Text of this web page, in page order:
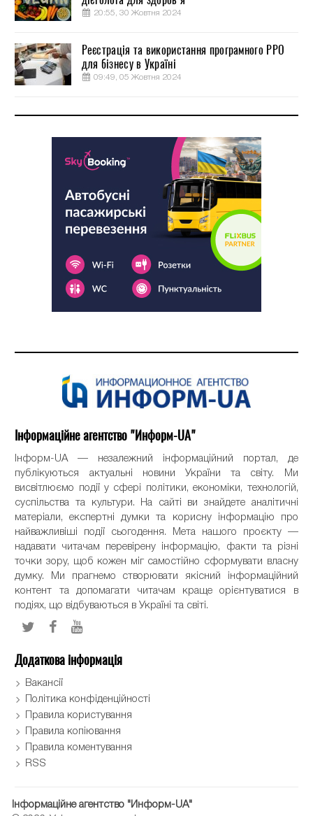
20:55, 30 Жовтня 2024
Реєстрація та використання програмного РРО
для бізнесу в Україні
09:49, 05 Жовтня 2024
Інформаційне агентство "Информ-UA"
Інформ-UA — незалежний інформаційний портал, де
публікуються актуальні новини України та світу. Ми
висвітлюємо події у сфері політики, економіки, технологій,
суспільства та культури. На сайті ви знайдете аналітичні
матеріали, експертні думки та корисну інформацію про
найважливіші події сьогодення. Мета нашого проєкту —
надавати читачам перевірену інформацію, факти та різні
точки зору, щоб кожен міг самостійно сформувати власну
думку. Ми прагнемо створювати якісний інформаційний
контент та допомагати читачам краще орієнтуватися в
подіях, що відбуваються в Україні та світі.
Додаткова інформація
Вакансії
Політика конфіденційності
Правила користування
Правила копіювання
Правила коментування
RSS
Інформаційне агентство "Информ-UA"